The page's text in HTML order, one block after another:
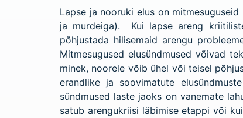
Lapse ja nooruki elus on
ja murdeiga). Kui lapse areng
põhjustada hilisemaid arengu
Mitmesugused elusündmused võivad
minek, noorele võib ühel või teisel
erandlike ja soovimatute
sündmused laste jaoks on vanemate
satub arengukriisi läbimise etappi või